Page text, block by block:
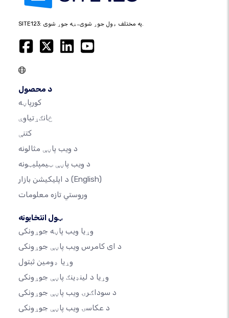
SITE123: په مختلف ډول جوړ شوی، ښه جوړ شوی.
د محصول
کورپاڼه
ځانګړتیاوې
کتنې
د ویب پاڼې مثالونه
د ویب پاڼې ټیمپلیټونه
(English)
وروستي تازه معلومات
ټول انتخابونه
وړیا ویب پاڼه جوړونکی
د ای کامرس ویب پاڼې جوړونکی
وړیا ډومین ثبتول
وړیا د لینډینګ پاڼې جوړونکی
د سوداګرۍ ویب پاڼې جوړونکی
د عکاسۍ ویب پاڼې جوړونکی